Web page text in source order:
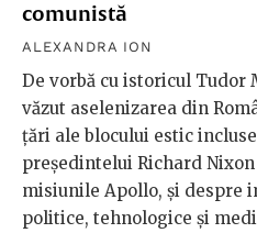
comunistă
ALEXANDRA ION
De vorbă cu istoricul Tudor
văzut aselenizarea din
țări ale blocului estic
președintelui Richard
misiunile Apollo, și despre
politice, tehnologice și